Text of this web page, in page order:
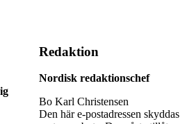
Redaktion
Nordisk redaktionschef
Bo Karl Christensen
Den här e-postadressen skyddas